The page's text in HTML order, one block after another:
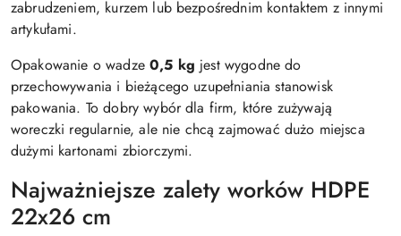
zabrudzeniem, kurzem lub bezpośrednim kontaktem z innymi
artykułami.
Opakowanie o wadze0,5 kg jest wygodne do
przechowywania i bieżącego uzupełniania stanowisk
pakowania. To dobry wybór dla firm, które zużywają
woreczki regularnie, ale nie chcą zajmować dużo miejsca
dużymi kartonami zbiorczymi.
Najważniejsze zalety worków HDPE
22x26 cm